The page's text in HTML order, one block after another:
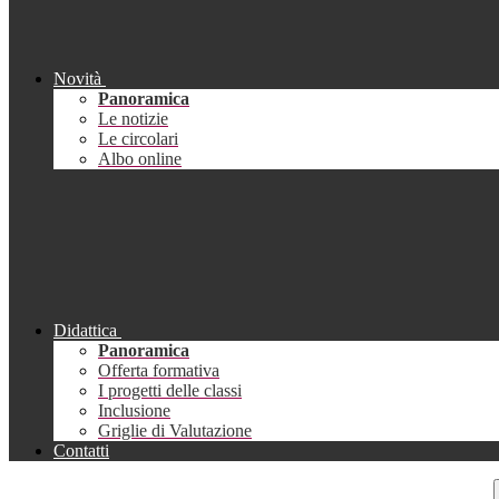
Novità
Panoramica
Le notizie
Le circolari
Albo online
Didattica
Panoramica
Offerta formativa
I progetti delle classi
Inclusione
Griglie di Valutazione
Contatti